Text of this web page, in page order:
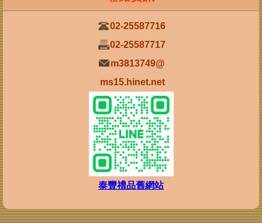
02-25587716
02-25587717
m3813749@
ms15.hinet.net
泰豐禮品舊網站